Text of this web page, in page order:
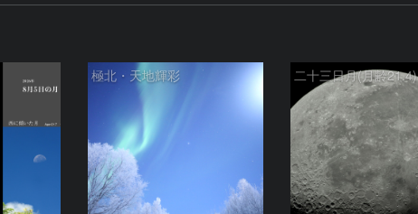
極北・天地輝彩 二十三日月(月齢21.4)